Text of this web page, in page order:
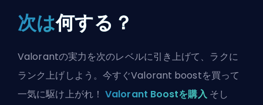
次は何する？
Valorantの実力を次のレベルに引き上げて、ラクに
ランク上げしよう。今すぐValorant boostを買って
一気に駆け上がれ！ Valorant Boostを購入そし